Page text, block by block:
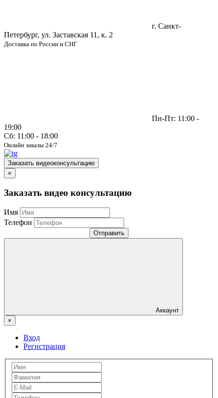
г. Санкт-
Петербург, ул. Заставская 11, к. 2
Доставка по России и СНГ
Пн-Пт: 11:00 -
19:00
Сб: 11:00 - 18:00
Онлайн заказы 24/7
Заказать видеоконсультацию
×
Заказать видео консультацию
Имя
Телефон
Отправить
Аккаунт
×
Вход
Регистрация